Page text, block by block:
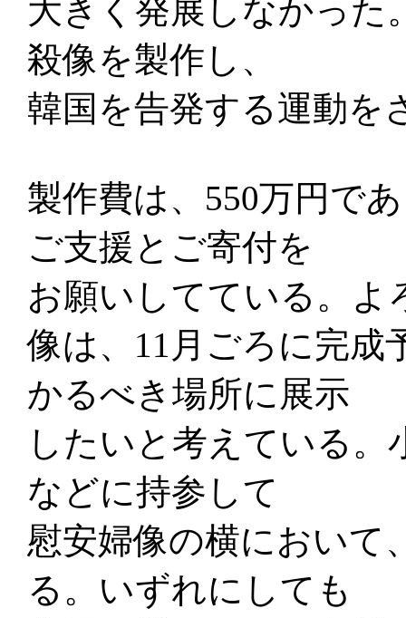
大きく発展しなかった
殺像を製作し、
韓国を告発する運動を
製作費は、550万円で
ご支援とご寄付を
お願いしてている。よ
像は、11月ごろに完成
かるべき場所に展示
したいと考えている
などに持参して
慰安婦像の横において
る。いずれにしても